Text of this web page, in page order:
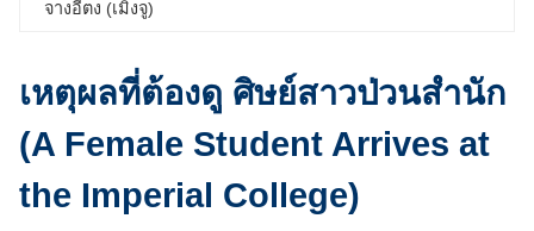
จางอี้ตง (เมิ่งจู)
เหตุผลที่ต้องดู ศิษย์สาวป่วนสำนัก
(A Female Student Arrives at
the Imperial College)